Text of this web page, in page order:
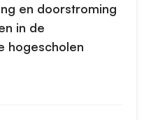
en doorstroming
in de
hogescholen